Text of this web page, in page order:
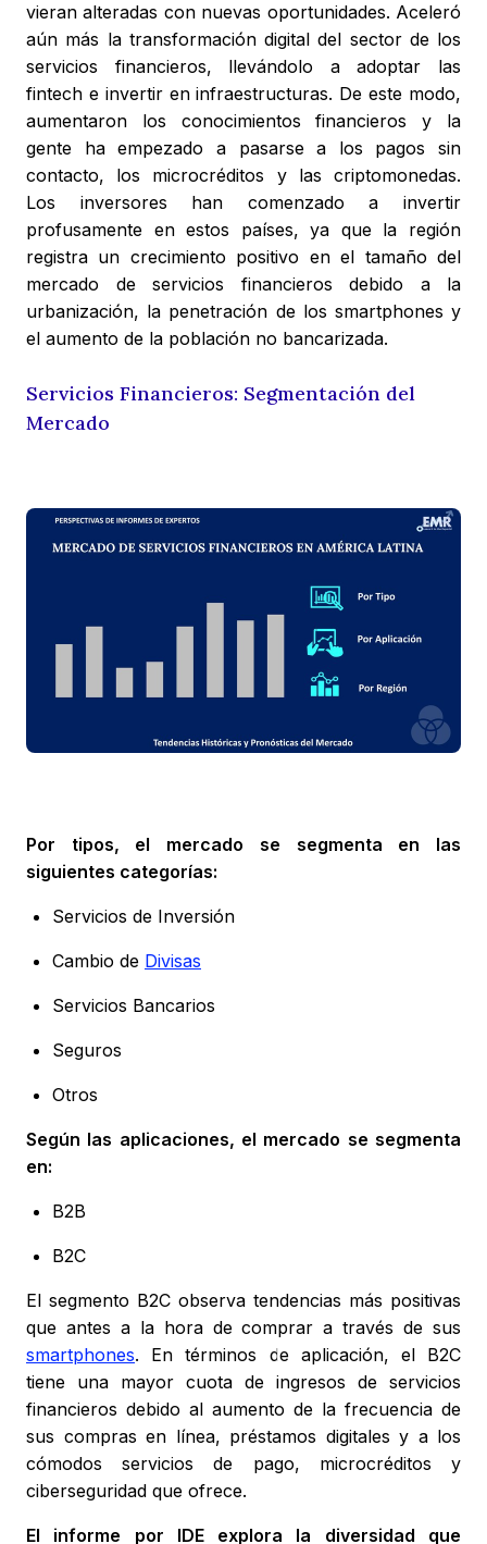
vieran alteradas con nuevas oportunidades. Aceleró
aún más la transformación digital del sector de los
servicios financieros, llevándolo a adoptar las
fintech e invertir en infraestructuras. De este modo,
aumentaron los conocimientos financieros y la
gente ha empezado a pasarse a los pagos sin
contacto, los microcréditos y las criptomonedas.
Los inversores han comenzado a invertir
profusamente en estos países, ya que la región
registra un crecimiento positivo en el tamaño del
mercado de servicios financieros debido a la
urbanización, la penetración de los smartphones y
el aumento de la población no bancarizada.
Servicios Financieros: Segmentación del
Mercado
Por tipos, el mercado se segmenta en las
siguientes categorías:
Servicios de Inversión
Cambio de Divisas
Servicios Bancarios
Seguros
Otros
Según las aplicaciones, el mercado se segmenta
en:
B2B
B2C
El segmento B2C observa tendencias más positivas
que antes a la hora de comprar a través de sus
smartphones. En términos de aplicación, el B2C
tiene una mayor cuota de ingresos de servicios
financieros debido al aumento de la frecuencia de
sus compras en línea, préstamos digitales y a los
cómodos servicios de pago, microcréditos y
ciberseguridad que ofrece.
El informe por IDE explora la diversidad que